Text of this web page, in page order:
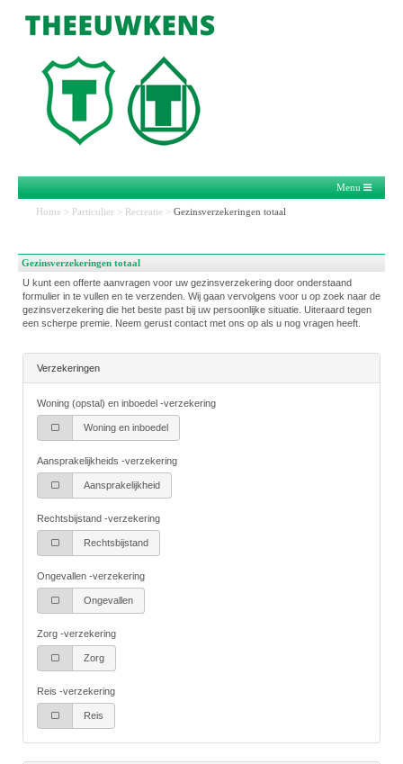
Menu
Home > Particulier > Recreatie > Gezinsverzekeringen totaal
Gezinsverzekeringen totaal